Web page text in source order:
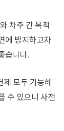
차주 간 목적
에 방지하고자
습니다.
제 모두 가능하
수 있으니 사전